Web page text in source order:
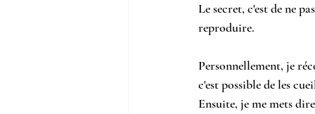
Le secret, c'est de ne
reproduire.
Personnellement, je
c'est possible de les
Ensuite, je me mets